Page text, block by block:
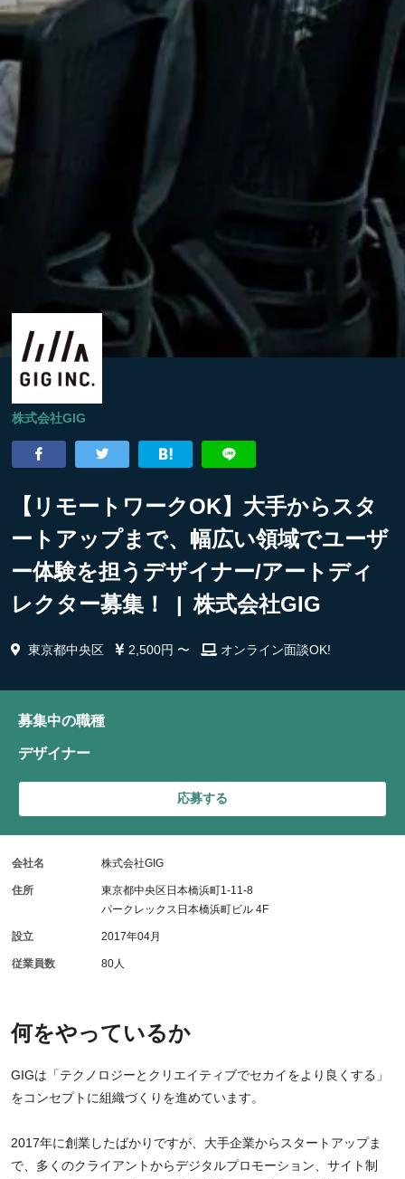
株式会社GIG
【リモートワークOK】大手からスタ
ートアップまで、幅広い領域でユーザ
ー体験を担うデザイナー/アートディ
レクター募集！ | 株式会社GIG
東京都中央区 2,500円 〜 オンライン面談OK!
何をやっているか
GIGは「テクノロジーとクリエイティブでセカイをより良くする」
をコンセプトに組織づくりを進めています。
2017年に創業したばかりですが、大手企業からスタートアップま
で、多くのクライアントからデジタルプロモーション、サイト制
募集中の職種
デザイナー
応募する
会社名 株式会社GIG
住所
東京都中央区日本橋浜町1-11-8
パークレックス日本橋浜町ビル 4F
設立 2017年04月
従業員数 80人